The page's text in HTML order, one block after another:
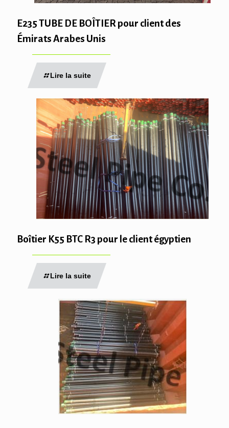
E235 TUBE DE BOÎTIER pour client des
Émirats Arabes Unis
Lire la suite
Boîtier K55 BTC R3 pour le client égyptien
Lire la suite